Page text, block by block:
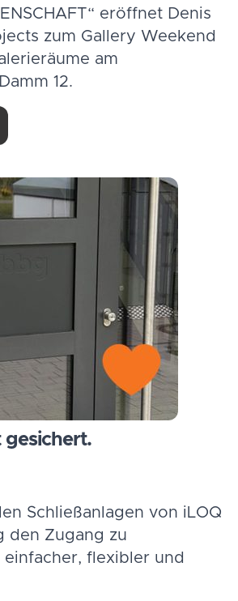
eröffnet Denis
zum Gallery Weekend
am
12.
gesichert.
Schließanlagen von iLOQ
den Zugang zu
einfacher, flexibler und